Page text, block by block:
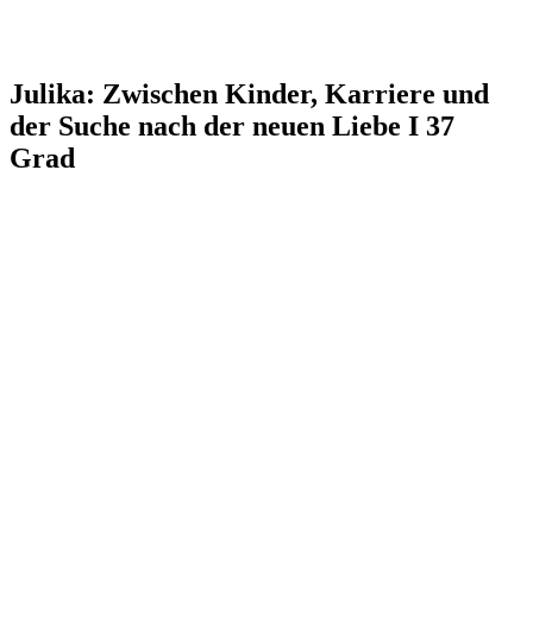
Julika: Zwischen Kinder, Karriere und
der Suche nach der neuen Liebe I 37
Grad